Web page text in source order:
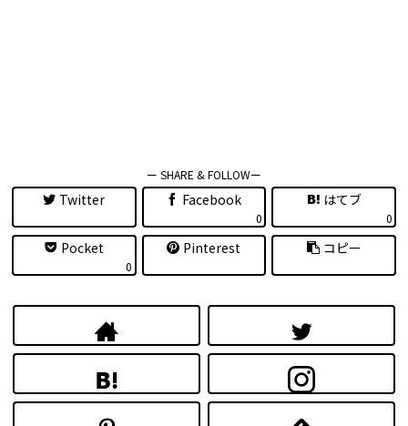
ー SHARE & FOLLOWー
Twitter Facebook
0
はてブ
0
Pocket
0
Pinterest コピー